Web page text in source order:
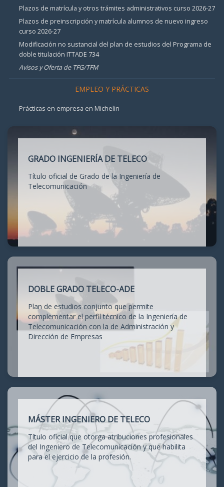
Plazos de matrícula y otros trámites administrativos curso 2026-27
Plazos de preinscripción y matrícula alumnos de nuevo ingreso
curso 2026-27
Modificación no sustancial del plan de estudios del Programa de
doble titulación ITTADE 734
Avisos y Oferta de TFG/TFM
EMPLEO Y PRÁCTICAS
Prácticas en empresa en Michelin
GRADO INGENIERÍA DE TELECO
Título oficial de Grado de la Ingeniería de
Telecomunicación
DOBLE GRADO TELECO-ADE
Plan de estudios conjunto que permite
complementar el perfil técnico de la Ingeniería de
Telecomunicación con la de Administración y
Dirección de Empresas
MÁSTER INGENIERO DE TELECO
Título oficial que otorga atribuciones profesionales
del Ingeniero de Telecomunicación y que habilita
para el ejercicio de la profesión.